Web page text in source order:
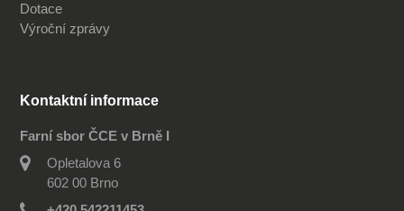
Dotace
Výroční zprávy
Kontaktní informace
Farní sbor ČCE v Brně I
Opletalova 6
602 00 Brno